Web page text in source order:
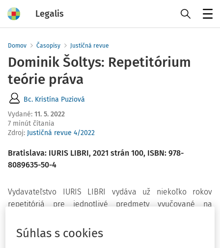
Legalis
Domov Časopisy Justičná revue
Dominik Šoltys: Repetitórium
teórie práva
Bc. Kristína Puziová
Vydané: 11. 5. 2022
7 minút čítania
Zdroj: Justičná revue 4/2022
Bratislava: IURIS LIBRI, 2021 strán 100, ISBN: 978-
8089635-50-4
Vydavateľstvo IURIS LIBRI vydáva už niekoľko rokov
repetitóriá pre jednotlivé predmety vyučované na
repetitórií ako komplementárnych študijných pomôcok
Súhlas s cookies